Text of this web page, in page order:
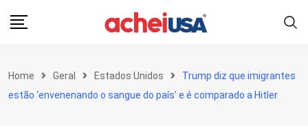
Home Geral Estados Unidos
Trump diz que imigrantes
estão ‘envenenando o sangue do país’ e é comparado a Hitler